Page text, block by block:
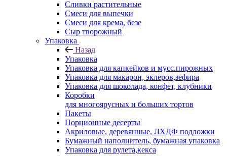
Сливки растительные
Смеси для выпечки
Смеси для крема, безе
Сыр творожный
Упаковка
Назад
Упаковка
Упаковка для капкейков и мусс.пирожных
Упаковка для макарон, эклеров,зефира
Упаковка для шоколада, конфет, клубники
Коробки
для многоярусных и больших тортов
Пакеты
Порционные десерты
Акриловые, деревянные, ЛХДФ подложки
Бумажный наполнитель, бумажная упаковка
Упаковка для рулета,кекса